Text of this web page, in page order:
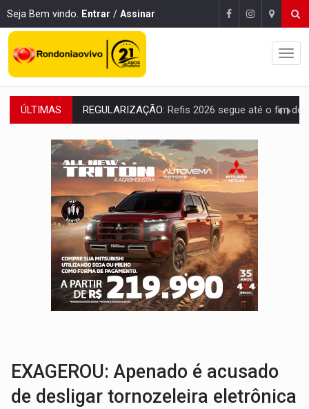
Seja Bem vindo. Entrar / Assinar
ÚLTIMAS ROLIM DE MOURA: Programa da Energisa beneficia 60 famílias com geladeiras
VIOLÊNCIA VICÁRIA:MPRO obtém condenação de réu a 21 anos de prisão
INDISPONÍVEL:Transparência do Cinderondônia apresenta
AMPLIAÇÃO:IGs de Rondônia entram em programa internacional para
VÍDEO:Acidente envolve cinco veículos em obra de
EDUCAÇÃO:Corumbiara lidera Ideb 2025 entre redes
COMPETIÇÕES:Joer 2026 inicia fases regionais e reúne mais de 7,3
PERIGO:Moradores denunciam escuridão e insegurança na Estrada
EXAGEROU: Apenado é acusado
de desligar tornozeleira eletrônica